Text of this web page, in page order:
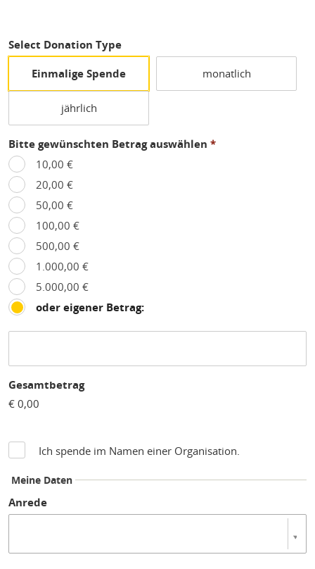
Select Donation Type
Einmalige Spende monatlich
jährlich
Bitte gewünschten Betrag auswählen *
10,00 €
20,00 €
50,00 €
100,00 €
500,00 €
1.000,00 €
5.000,00 €
oder eigener Betrag:
Gesamtbetrag
€ 0,00
Ich spende im Namen einer Organisation.
Meine Daten
Anrede